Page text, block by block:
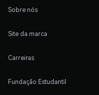
Sobre nós
Site da marca
Carreiras
Fundação Estudantil